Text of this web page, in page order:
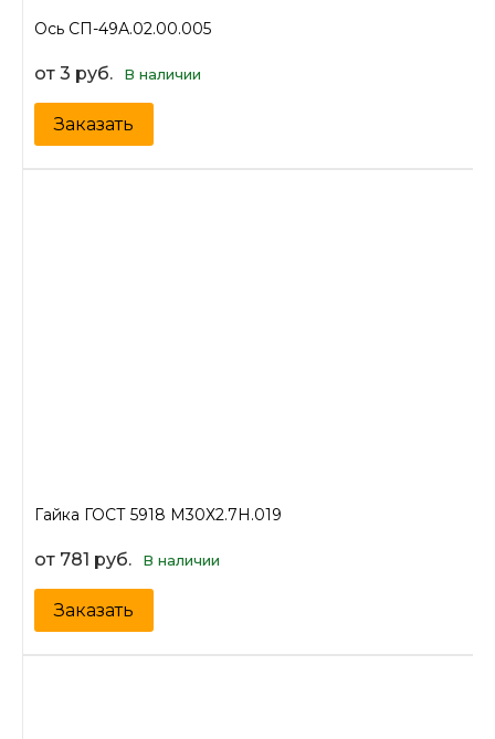
Ось СП-49А.02.00.005
от 3 руб. В наличии
Заказать
Гайка ГОСТ 5918 М30Х2.7Н.019
от 781 руб. В наличии
Заказать